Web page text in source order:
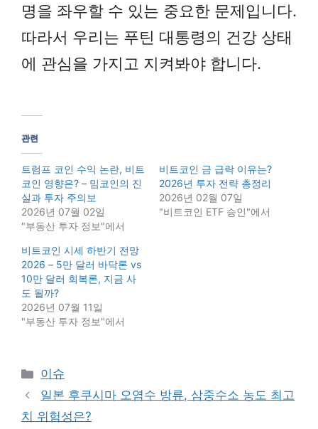
명을 좌우할 수 있는 중요한 문제입니다.
따라서 우리는 푸틴 대통령의 건강 상태
에 관심을 가지고 지켜봐야 합니다.
관련
트럼프 코인 수익 논란, 비트
코인 영향은? – 밈코인의 진
실과 투자 주의보
2026년 07월 02일
"부동산 투자 정보"에서
비트코인 금 급락 이유는?
2026년 투자 전략 총정리
2026년 02월 07일
"비트코인 ETF 승인"에서
비트코인 시세 하반기 전망
2026 – 5만 달러 바닥론 vs
10만 달러 회복론, 지금 사
도 될까?
2026년 07월 11일
"부동산 투자 정보"에서
Categories
이슈
일본 후쿠시마 오염수 방류, 삼중수소 농도 최고
치 위험성은?